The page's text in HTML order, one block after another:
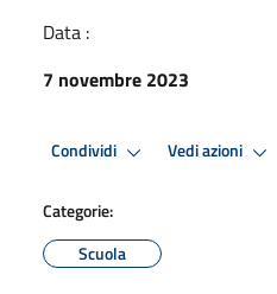
Data :
7 novembre 2023
Condividi Vedi azioni
Categorie:
Scuola